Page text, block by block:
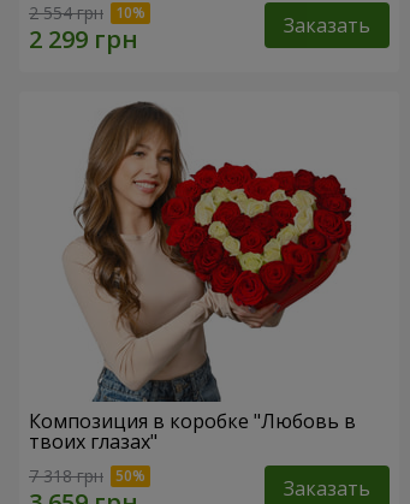
2 554 грн Заказать
Композиция в коробке "Любовь в
твоих глазах"
7 318 грн Заказать